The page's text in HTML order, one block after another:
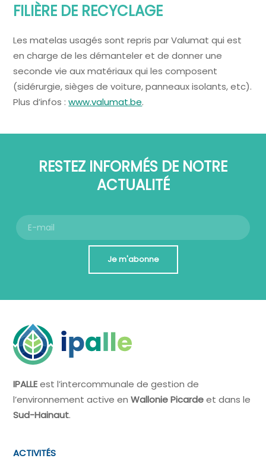
FILIÈRE DE RECYCLAGE
Les matelas usagés sont repris par Valumat qui est
en charge de les démanteler et de donner une
seconde vie aux matériaux qui les composent
(sidérurgie, sièges de voiture, panneaux isolants, etc).
Plus d’infos :www.valumat.be.
RESTEZ INFORMÉS DE NOTRE
ACTUALITÉ
Je m'abonne
IPALLEest l’intercommunale de gestion de
l’environnement active enWallonie Picardeet dans le
Sud-Hainaut.
ACTIVITÉS